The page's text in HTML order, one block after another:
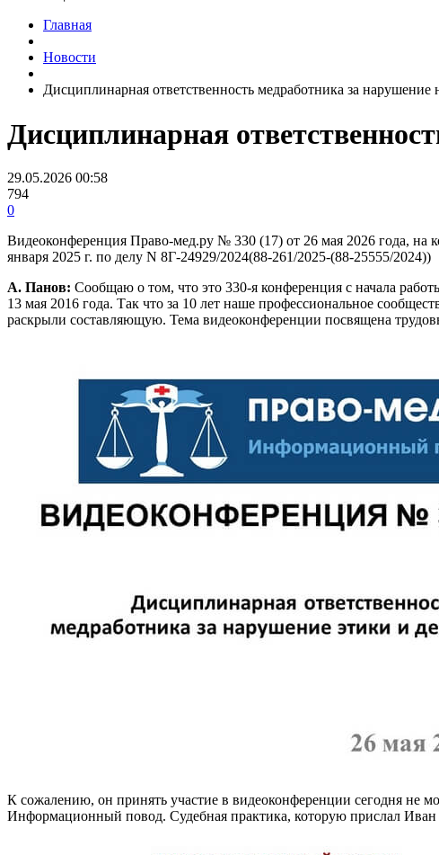
Главная
Новости
Дисциплинарная ответственность медработника за
Дисциплинарная
29.05.2026 00:58
794
0
Видеоконференция Право-мед.ру № 330 (17) от 26 мая 2026 года, на
января 2025 г. по делу N 8Г-24929/2024(88-261/2025-(88-25555/2024))
А. Панов: Сообщаю о том, что это 330-я конференция с начала
13 мая 2016 года. Так что за 10 лет наше профессиональное
раскрыли составляющую. Тема видеоконференции посвящена
К сожалению, он принять участие в видеоконференции сегодня не
Информационный повод. Судебная практика, которую прислал Иван